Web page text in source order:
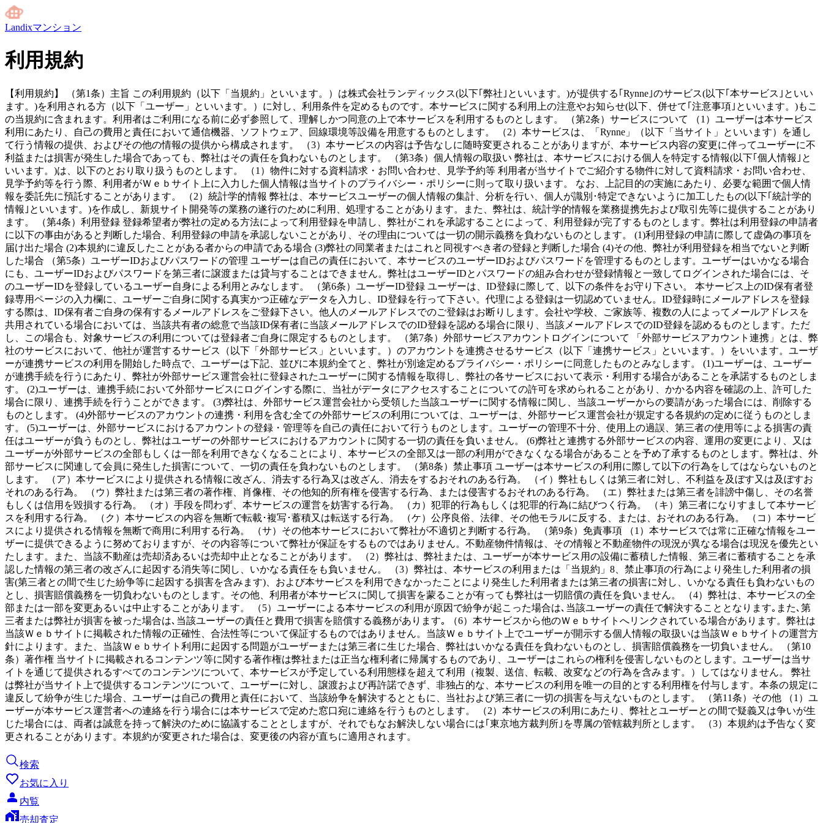
Landixマンション
利用規約
【利用規約】 （第1条）主旨 この利用規約（以下「当規約」といいます。）は株式会社ランディックス(以下｢弊社｣といいます。)が提供する｢Rynne｣のサービス(以下｢本サービス｣といい
ます。)を利用される方（以下「ユーザー」といいます。）に対し、利用条件を定めるものです。本サービスに関する利用上の注意やお知らせ(以下、併せて｢注意事項｣といいます。)もこ
の当規約に含まれます。利用者はご利用になる前に必ず参照して、理解しかつ同意の上で本サービスを利用するものとします。 （第2条）サービスについて （1）ユーザーは本サービス
利用にあたり、自己の費用と責任において通信機器、ソフトウェア、回線環境等設備を用意するものとします。 （2）本サービスは、「Rynne」（以下「当サイト」といいます）を通し
て行う情報の提供、およびその他の情報の提供から構成されます。 （3）本サービスの内容は予告なしに随時変更されることがありますが、本サービス内容の変更に伴ってユーザーに不
利益または損害が発生した場合であっても、弊社はその責任を負わないものとします。 （第3条）個人情報の取扱い 弊社は、本サービスにおける個人を特定する情報(以下｢個人情報｣と
いいます。)は、以下のとおり取り扱うものとします。 （1）物件に対する資料請求・お問い合わせ、見学予約等 利用者が当サイトでご紹介する物件に対して資料請求・お問い合わせ、
見学予約等を行う際、利用者がＷｅｂサイト上に入力した個人情報は当サイトのプライバシー・ポリシーに則って取り扱います。 なお、上記目的の実施にあたり、必要な範囲で個人情
報を委託先に預託することがあります。 （2）統計学的情報 弊社は、本サービスユーザーの個人情報の集計、分析を行い、個人が識別･特定できないように加工したもの(以下｢統計学的
情報｣といいます。)を作成し、新規サイト開発等の業務の遂行のために利用、処理することがあります。また、弊社は、統計学的情報を業務提携先および取引先等に提供することがあり
ます。 （第4条）利用登録 登録希望者が弊社の定める方法によって利用登録を申請し、弊社がこれを承認することによって、利用登録が完了するものとします。弊社は利用登録の申請者
に以下の事由があると判断した場合、利用登録の申請を承認しないことがあり、その理由については一切の開示義務を負わないものとします。 (1)利用登録の申請に際して虚偽の事項を
届け出た場合 (2)本規約に違反したことがある者からの申請である場合 (3)弊社の同業者またはこれと同視すべき者の登録と判断した場合 (4)その他、弊社が利用登録を相当でないと判断
した場合 （第5条）ユーザーIDおよびパスワードの管理 ユーザーは自己の責任において、本サービスのユーザーIDおよびパスワードを管理するものとします。ユーザーはいかなる場合
にも、ユーザーIDおよびパスワードを第三者に譲渡または貸与することはできません。弊社はユーザーIDとパスワードの組み合わせが登録情報と一致してログインされた場合には、そ
のユーザーIDを登録しているユーザー自身による利用とみなします。 （第6条）ユーザーID登録 ユーザーは、ID登録に際して、以下の条件をお守り下さい。 本サービス上のID保有者登
録専用ページの入力欄に、ユーザーご自身に関する真実かつ正確なデータを入力し、ID登録を行って下さい。代理による登録は一切認めていません。ID登録時にメールアドレスを登録
する際は、ID保有者ご自身の保有するメールアドレスをご登録下さい。他人のメールアドレスでのご登録はお断りします。会社や学校、ご家族等、複数の人によってメールアドレスを
共用されている場合においては、当該共有者の総意で当該ID保有者に当該メールアドレスでのID登録を認める場合に限り、当該メールアドレスでのID登録を認めるものとします。ただ
し、この場合も、対象サービスの利用については登録者ご自身に限定するものとします。 （第7条）外部サービスアカウントログインについて 「外部サービスアカウント連携」とは、弊
社のサービスにおいて、他社が運営するサービス（以下「外部サービス」といいます。）のアカウントを連携させるサービス（以下「連携サービス」といいます。）をいいます。ユーザ
ーが連携サービスの利用を開始した時点で、ユーザーは下記、並びに本規約全てと、弊社が別途定めるプライバシー・ポリシーに同意したものとみなします。 (1)ユーザーは、ユーザー
が連携手続を行うにあたり、弊社が外部サービス運営会社に登録されたユーザーに関する情報を取得し、弊社の各サービスにおいて表示・利用する場合があることを承諾するものとしま
す。 (2)ユーザーは、連携手続において外部サービスにログインする際に、当社がデータにアクセスすることについての許可を求められることがあり、かかる内容を確認の上、許可した
場合に限り、連携手続を行うことができます。 (3)弊社は、外部サービス運営会社から受領した当該ユーザーに関する情報に関し、当該ユーザーからの要請があった場合には、削除する
ものとします。 (4)外部サービスのアカウントの連携・利用を含む全ての外部サービスの利用については、ユーザーは、外部サービス運営会社が規定する各規約の定めに従うものとしま
す。 (5)ユーザーは、外部サービスにおけるアカウントの登録・管理等を自己の責任において行うものとします。ユーザーの管理不十分、使用上の過誤、第三者の使用等による損害の責
任はユーザーが負うものとし、弊社はユーザーの外部サービスにおけるアカウントに関する一切の責任を負いません。 (6)弊社と連携する外部サービスの内容、運用の変更により、又は
ユーザーが外部サービスの全部もしくは一部を利用できなくなることにより、本サービスの全部又は一部の利用ができなくなる場合があることを予め了承するものとします。弊社は、外
部サービスに関連して会員に発生した損害について、一切の責任を負わないものとします。 （第8条）禁止事項 ユーザーは本サービスの利用に際して以下の行為をしてはならないものと
します。 （ア）本サービスにより提供される情報に改ざん、消去する行為又は改ざん、消去をするおそれのある行為。 （イ）弊社もしくは第三者に対し、不利益を及ぼす又は及ぼすお
それのある行為。 （ウ）弊社または第三者の著作権、肖像権、その他知的所有権を侵害する行為、または侵害するおそれのある行為。 （エ）弊社または第三者を誹謗中傷し、その名誉
もしくは信用を毀損する行為。 （オ）手段を問わず、本サービスの運営を妨害する行為。 （カ）犯罪的行為もしくは犯罪的行為に結びつく行為。 （キ）第三者になりすまして本サービ
スを利用する行為。 （ク）本サービスの内容を無断で転載･複写･蓄積又は転送する行為。 （ケ）公序良俗、法律、その他モラルに反する、または、おそれのある行為。 （コ）本サービ
スにより提供される情報を無断で商用に利用する行為。 （サ）その他本サービスにおいて弊社が不適切と判断する行為。 （第9条）免責事項 （1）本サービスでは常に正確な情報をユー
ザーに提供できるように努めておりますが、その内容等について弊社が保証をするものではありません。不動産物件情報は、その情報と不動産物件の現況が異なる場合は現況を優先とい
たします。また、当該不動産は売却済あるいは売却中止となることがあります。 （2）弊社は、弊社または、ユーザーが本サービス用の設備に蓄積した情報、第三者に蓄積することを承
認した情報の第三者の改ざんに起因する消失等に関し、いかなる責任をも負いません。 （3）弊社は、本サービスの利用または「当規約」8、禁止事項の行為により発生した利用者の損
害(第三者との間で生じた紛争等に起因する損害を含みます)、および本サービスを利用できなかったことにより発生した利用者または第三者の損害に対し、いかなる責任も負わないもの
とし、損害賠償義務を一切負わないものとします。その他、利用者が本サービスに関して損害を蒙ることが有っても弊社は一切賠償の責任を負いません。 （4）弊社は、本サービスの全
部または一部を変更あるいは中止することがあります。 （5）ユーザーによる本サービスの利用が原因で紛争が起こった場合は､当該ユーザーの責任で解決することとなります｡また､第
三者または弊社が損害を被った場合は､当該ユーザーの責任と費用で損害を賠償する義務があります｡ （6）本サービスから他のＷｅｂサイトへリンクされている場合があります。弊社は
当該Ｗｅｂサイトに掲載された情報の正確性、合法性等について保証するものではありません。当該Ｗｅｂサイト上でユーザーが開示する個人情報の取扱いは当該Ｗｅｂサイトの運営方
針によります。また、当該Ｗｅｂサイト利用に起因する問題がユーザーまたは第三者に生じた場合、弊社はいかなる責任を負わないものとし、損害賠償義務を一切負いません。 （第10
条）著作権 当サイトに掲載されるコンテンツ等に関する著作権は弊社または正当な権利者に帰属するものであり、ユーザーはこれらの権利を侵害しないものとします。ユーザーは当サ
イトを通じて提供されるすべてのコンテンツについて、本サービスが予定している利用態様を超えて利用（複製、送信、転載、改変などの行為を含みます。）してはなりません。 弊社
は弊社が当サイト上で提供するコンテンツについて、ユーザーに対し、譲渡および再許諾できず、非独占的な、本サービスの利用を唯一の目的とする利用権を付与します。本条の規定に
違反して紛争が生じた場合、ユーザーは自己の費用と責任において、当該紛争を解決するとともに、当社および第三者に一切の損害を与えないものとします。 （第11条）その他 （1）ユ
ーザーが本サービス運営者への連絡を行う場合には本サービスで定めた窓口宛に連絡を行うものとします。 （2）本サービスの利用にあたり、弊社とユーザーとの間で疑義又は争いが生
じた場合には、両者は誠意を持って解決のために協議することとしますが、それでもなお解決しない場合には｢東京地方裁判所｣を専属の管轄裁判所とします。 （3）本規約は予告なく変
更されることがあります。本規約が変更された場合は、変更後の内容が直ちに適用されます。
検索
お気に入り
内覧
売却査定